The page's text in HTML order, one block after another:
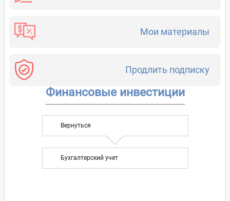
Мои материалы
Продлить подписку
Финансовые инвестиции
Вернуться
Бухгалтерский учет